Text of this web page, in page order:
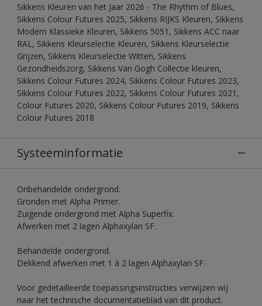
Sikkens Kleuren van het Jaar 2026 - The Rhythm of Blues,
Sikkens Colour Futures 2025, Sikkens RIJKS Kleuren, Sikkens
Modern Klassieke Kleuren, Sikkens 5051, Sikkens ACC naar
RAL, Sikkens Kleurselectie Kleuren, Sikkens Kleurselectie
Grijzen, Sikkens Kleurselectie Witten, Sikkens
Gezondheidszorg, Sikkens Van Gogh Collectie kleuren,
Sikkens Colour Futures 2024, Sikkens Colour Futures 2023,
Sikkens Colour Futures 2022, Sikkens Colour Futures 2021,
Colour Futures 2020, Sikkens Colour Futures 2019, Sikkens
Colour Futures 2018
Systeeminformatie
Onbehandelde ondergrond.
Gronden met Alpha Primer.
Zuigende ondergrond met Alpha Superfix.
Afwerken met 2 lagen Alphaxylan SF.
Behandelde ondergrond.
Dekkend afwerken met 1 à 2 lagen Alphaxylan SF.
Voor gedetailleerde toepassingsinstructies verwijzen wij
naar het technische documentatieblad van dit product.